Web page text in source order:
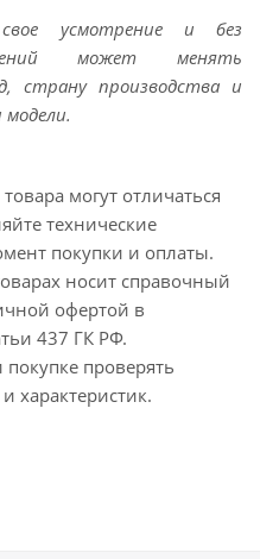
усмотрение и без
может менять
страну производства и
могут отличаться
технические
покупки и оплаты.
носит справочный
офертой в
437 ГК РФ.
проверять
характеристик.